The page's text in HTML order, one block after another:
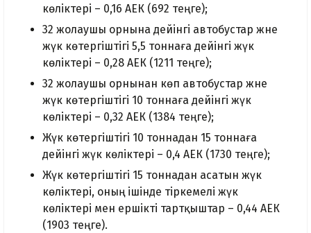
көліктері – 0,16 АЕК (692 теңге);
32 жолаушы орнына дейінгі автобустар және
жүк көтергіштігі 5,5 тоннаға дейінгі жүк
көліктері – 0,28 АЕК (1211 теңге);
32 жолаушы орнынан көп автобустар және
жүк көтергіштігі 10 тоннаға дейінгі жүк
көліктері – 0,32 АЕК (1384 теңге);
Жүк көтергіштігі 10 тоннадан 15 тоннаға
дейінгі жүк көліктері – 0,4 АЕК (1730 теңге);
Жүк көтергіштігі 15 тоннадан асатын жүк
көліктері, оның ішінде тіркемелі жүк
көліктері мен ершікті тартқыштар – 0,44 АЕК
(1903 теңге).